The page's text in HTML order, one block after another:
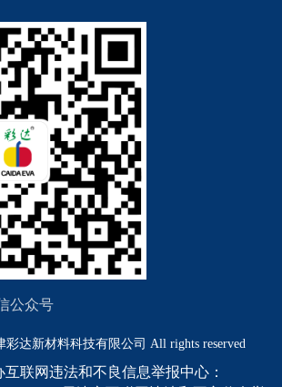
公众号
彩达新材料科技有限公司 All rights reserved
联网违法和不良信息举报中心：